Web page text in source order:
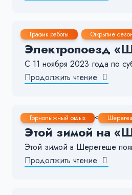
График работы Открытие
3 Ноя, 2023 1-2 мин.
Электропоезд
С 11 ноября 2023 года по
Продолжить чтение
Горнолыжный отдых
6 Сен, 2023 < 1 мин.
Этой зимой на
Этой зимой в Шерегеше
Продолжить чтение